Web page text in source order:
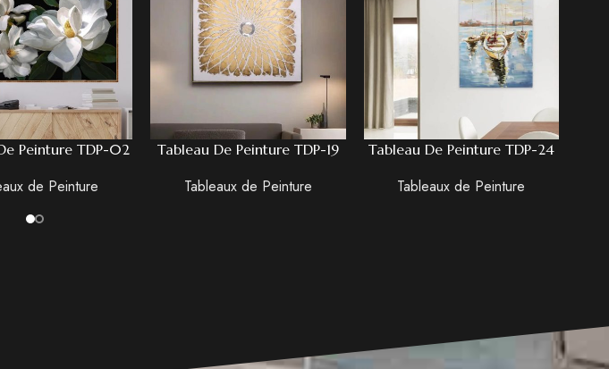
Peinture TDP-02
de Peinture
Tableau De Peinture TDP-19
Tableaux de Peinture
Tableau De Peinture TDP-24
Tableaux de Peinture